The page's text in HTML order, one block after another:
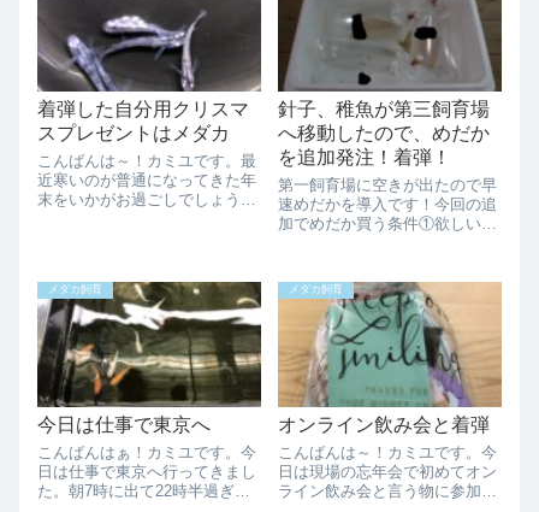
着弾した自分用クリスマ
スプレゼントはメダカ
こんばんは～！カミユです。最
近寒いのが普通になってきた年
末をいかがお過ごしでしょう
笑さて今日も着弾が有りまし
た！次女が今日から幼...
針子、稚魚が第三飼育場
へ移動したので、めだか
を追加発注！着弾！
第一飼育場に空きが出たので早
速めだかを導入です！今回の追
加でめだか買う条件①欲しい品
候補として考えてたのが黒幹
之、松井ヒレ長幹之、サファイ
ア、ブラックダイヤ、煌、カブ
キ、花魁、緑光、黄...
メダカ飼育
今日は仕事で東京へ
こんばんはぁ！カミユです。今
日は仕事で東京へ行ってきまし
た。朝7時に出て22時半過ぎの
メダカ飼育
オンライン飲み会と着弾
こんばんは～！カミユです。今
日は現場の忘年会で初めてオン
ライン飲み会と言う物に参加し